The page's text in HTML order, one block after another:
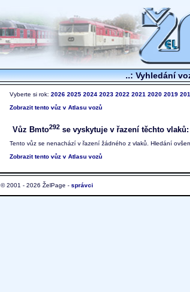
..: Vyhledání
Vyberte si rok: 2026 2025 2024 2023 2022 2021 2020 2019
Zobrazit tento vůz v Atlasu vozů
Vůz Bmto292 se vyskytuje v řazení těchto vlaků:
Tento vůz se nenachází v řazení žádného z vlaků. Hledání
Zobrazit tento vůz v Atlasu vozů
© 2001 - 2026 ŽelPage - správci